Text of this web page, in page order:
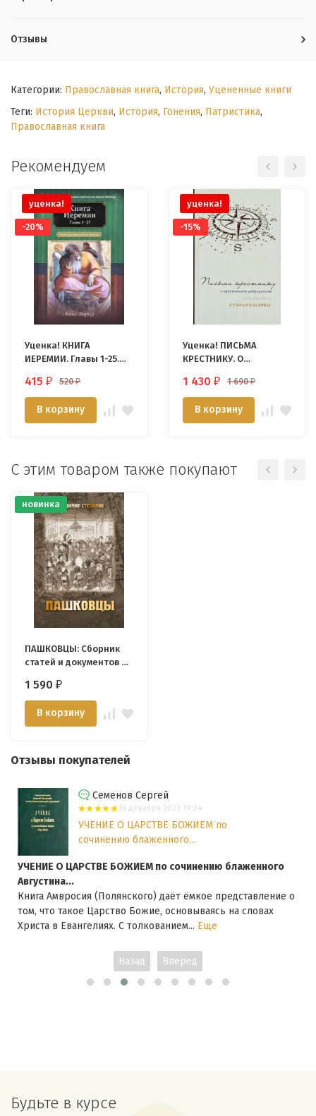
Отзывы
Категории: Православная книга, История, Уцененные книги
Теги: История Церкви, История, Гонения, Патристика,
Православная книга
Рекомендуем
уценка!
-20%
Уценка! КНИГА
ИЕРЕМИИ. Главы 1-25.
веслианской традиции.
Алекс Воргез
415 ₽ 520₽
В корзину
уценка!
-15%
Уценка! ПИСЬМА
КРЕСТНИКУ. О
добродетелях. Стэнли
Хауэрвас
1 430 ₽ 1 690₽
В корзину
С этим товаром также покупают
новинка
ПАШКОВЦЫ: Сборник
статей и документов по
движения (1874-1920).
В. А. Степанов
1 590 ₽
В корзину
Отзывы покупателей
Семенов Сергей
16 декабря 2023 19:24
УЧЕНИЕ О ЦАРСТВЕ БОЖИЕМ по
сочинению блаженного...
УЧЕНИЕ О ЦАРСТВЕ БОЖИЕМ по сочинению блаженного
Августина...
Книга Амвросия (Полянского) даёт ёмкое представление о
том, что такое Царство Божие, основываясь на словах
Христа в Евангелиях. С толкованием... Еще
Назад Вперед
Будьте в курсе